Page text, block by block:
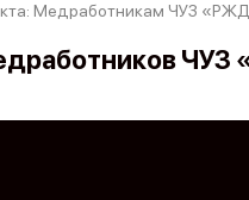
Медработникам ЧУЗ